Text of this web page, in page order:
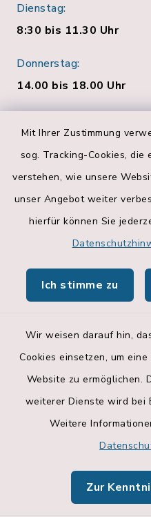
Mit Ihrer Zustimmung
sog. Tracking-Cookies, die
verstehen, wie unsere
unser Angebot weiter
hierfür können Sie
Ich stimme zu
Wir weisen darauf hin,
Cookies einsetzen, um
Website zu ermöglichen.
weiterer Dienste wird bei
Weitere
Zur
Dienstag:
8:30 bis 11.30 Uhr
Donnerstag:
14.00 bis 18.00 Uhr
Quicklinks
Landratsamt
Geoportal
Apps